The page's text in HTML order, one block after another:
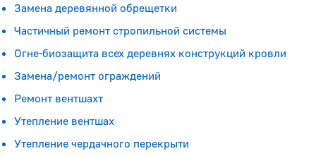
Замена деревянной обрещетки
Частичный ремонт стропильной системы
Огне-биозащита всех деревнях конструкций кровли
Замена/ремонт ограждений
Ремонт вентшахт
Утепление вентшах
Утепление чердачного перекрыти